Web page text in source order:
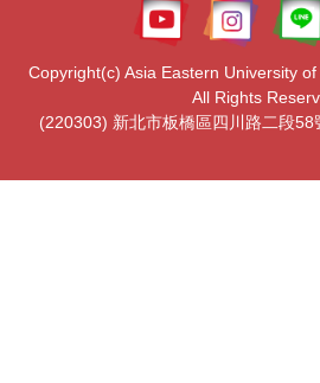
Copyright(c) Asia Eastern University
All Rights
(220303) 新北市板橋區四川路二段